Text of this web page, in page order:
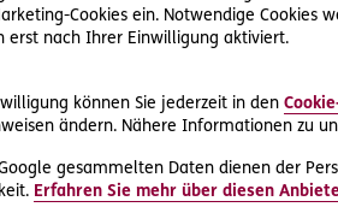
Cookies ein. Notwendige Cookies
erst nach Ihrer Einwilligung aktiviert.
können Sie jederzeit in den
ändern. Nähere Informationen zu
gesammelten Daten dienen der
Erfahren Sie mehr über diesen
benötigt, um die
Verhandlungstagen und
des Klagsbetrags in Raten. Erfolgt
bei der zweiten vereinbarten
Nach weiteren zwei Jahren ist der